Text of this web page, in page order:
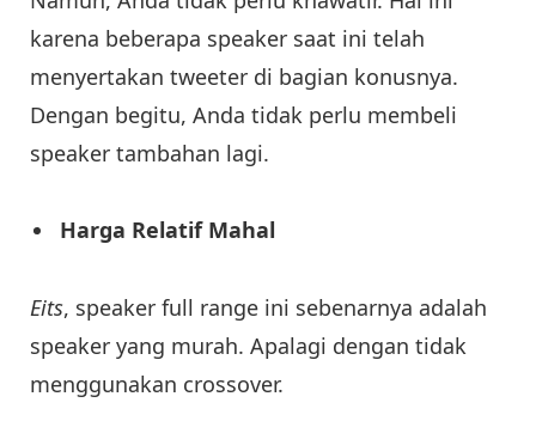
karena beberapa speaker saat ini telah
menyertakan tweeter di bagian konusnya.
Dengan begitu, Anda tidak perlu membeli
speaker tambahan lagi.
Harga Relatif Mahal
Eits, speaker full range ini sebenarnya adalah
speaker yang murah. Apalagi dengan tidak
menggunakan crossover.